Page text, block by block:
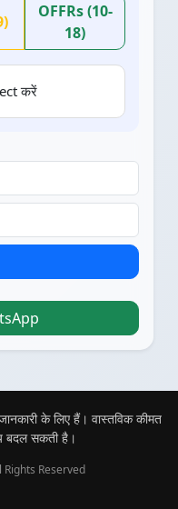
OFFRs (10-
18)
करें
के लिए हैं। वास्तविक कीमत
बदल सकती है।
Reserved